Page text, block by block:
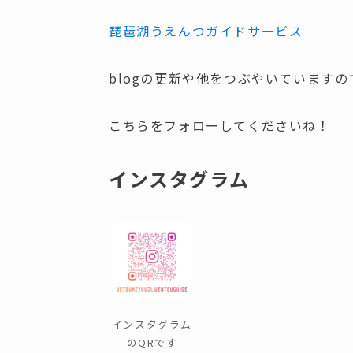
琵琶湖うえんつガイドサービス
blogの更新や他をつぶやいていますの
こちらをフォローしてくださいね！
インスタグラム
インスタグラム
のQRです